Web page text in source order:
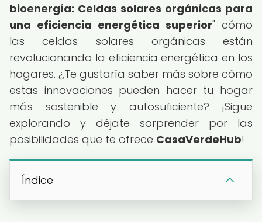
bioenergía: Celdas solares orgánicas para
una eficiencia energética superior" cómo
las celdas solares orgánicas están
revolucionando la eficiencia energética en los
hogares. ¿Te gustaría saber más sobre cómo
estas innovaciones pueden hacer tu hogar
más sostenible y autosuficiente? ¡Sigue
explorando y déjate sorprender por las
posibilidades que te ofrece CasaVerdeHub!
Índice